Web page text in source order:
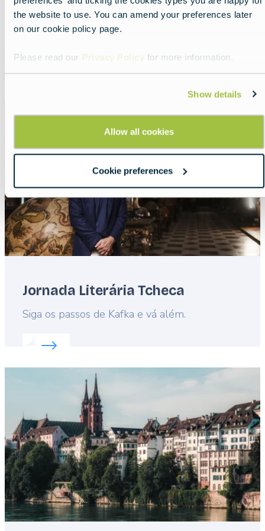
the website to use. You can amend your preferences later
on our cookie policy page.
Please read our Privacy Policy for more information.
Show details
Allow all cookies
Cookie preferences
Portugal no seu próprio ritmo
Read more about:Portugal no seu próprio ritmo
Jornada Literária Tcheca
Lead
Siga os passos de Kafka e vá além.
Read more about: